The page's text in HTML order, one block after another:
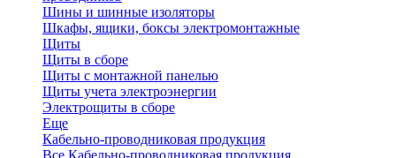
Шины и шинные изоляторы
Шкафы, ящики, боксы электромонтажные
Щиты
Щиты в сборе
Щиты с монтажной панелью
Щиты учета электроэнергии
Электрощиты в сборе
Еще
Кабельно-проводниковая продукция
Все Кабельно-проводниковая продукция